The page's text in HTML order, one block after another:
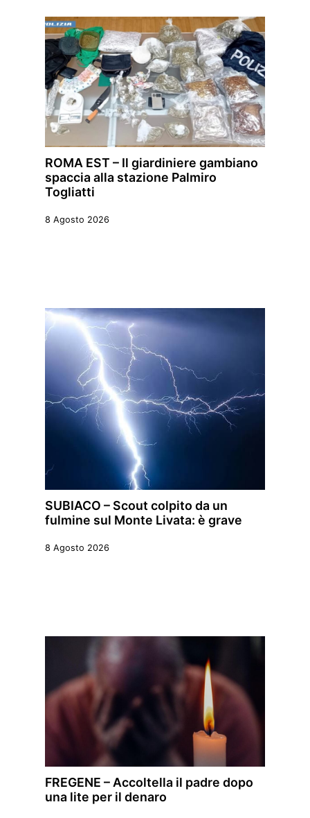
ROMA EST – Il giardiniere gambiano
spaccia alla stazione Palmiro
Togliatti
8 Agosto 2026
SUBIACO – Scout colpito da un
fulmine sul Monte Livata: è grave
8 Agosto 2026
FREGENE – Accoltella il padre dopo
una lite per il denaro